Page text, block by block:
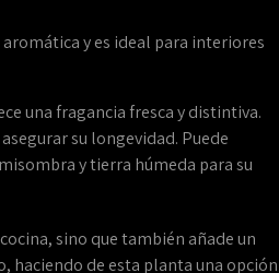
y es ideal para interiores
una fragancia fresca y distintiva.
su longevidad. Puede
y tierra húmeda para su
sino que también añade un
haciendo de esta planta una opción